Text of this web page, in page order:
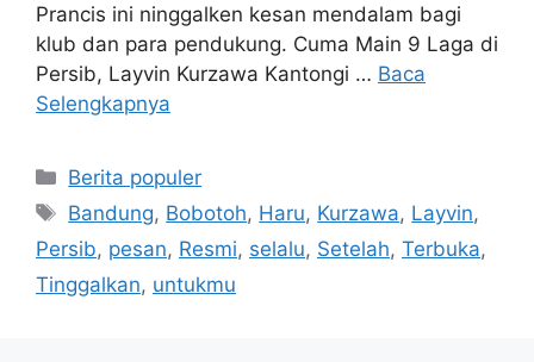
Prancis ini ninggalken kesan mendalam bagi
klub dan para pendukung. Cuma Main 9 Laga di
Persib, Layvin Kurzawa Kantongi … Baca
Selengkapnya
Kategori
Berita populer
Tag
Bandung, Bobotoh, Haru, Kurzawa, Layvin,
Persib, pesan, Resmi, selalu, Setelah, Terbuka,
Tinggalkan, untukmu